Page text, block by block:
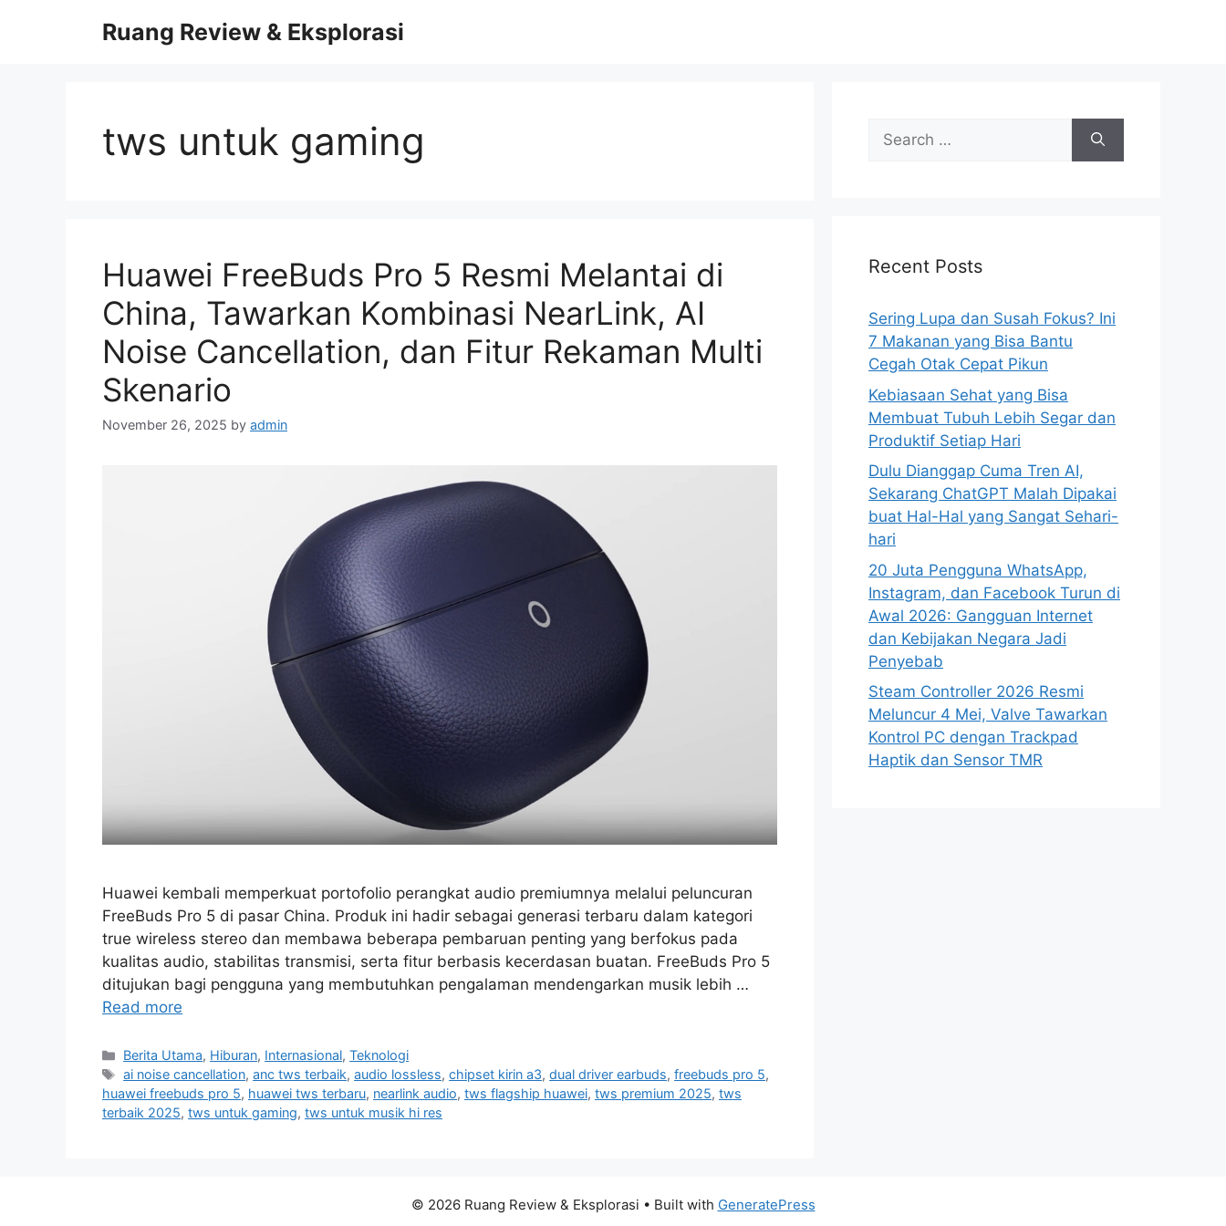
Ruang Review & Eksplorasi
tws untuk gaming
Huawei FreeBuds Pro 5 Resmi Melantai di
China, Tawarkan Kombinasi NearLink, AI
Noise Cancellation, dan Fitur Rekaman Multi
Skenario
November 26, 2025 by admin
Huawei kembali memperkuat portofolio perangkat audio premiumnya melalui peluncuran
FreeBuds Pro 5 di pasar China. Produk ini hadir sebagai generasi terbaru dalam kategori
true wireless stereo dan membawa beberapa pembaruan penting yang berfokus pada
kualitas audio, stabilitas transmisi, serta fitur berbasis kecerdasan buatan. FreeBuds Pro 5
ditujukan bagi pengguna yang membutuhkan pengalaman mendengarkan musik lebih …
Read more
C
a
t
e
Berita Utama, Hiburan, Internasional,Teknologi
T
a
g
ai noise cancellation,anc tws terbaik,audio lossless,chipset kirin a3,dual driver earbuds,freebuds pro 5,
huawei freebuds pro 5, huawei tws terbaru, nearlink audio, tws flagship huawei, tws premium 2025, tws
terbaik 2025, tws untuk gaming, tws untuk musik hi res
f
r
:
Recent Posts
Sering Lupa dan Susah Fokus? Ini
7 Makanan yang Bisa Bantu
Cegah Otak Cepat Pikun
Kebiasaan Sehat yang Bisa
Membuat Tubuh Lebih Segar dan
Produktif Setiap Hari
Dulu Dianggap Cuma Tren AI,
Sekarang ChatGPT Malah Dipakai
buat Hal-Hal yang Sangat Sehari-
hari
20 Juta Pengguna WhatsApp,
Instagram, dan Facebook Turun di
Awal 2026: Gangguan Internet
dan Kebijakan Negara Jadi
Penyebab
Steam Controller 2026 Resmi
Meluncur 4 Mei, Valve Tawarkan
Kontrol PC dengan Trackpad
Haptik dan Sensor TMR
© 2026 Ruang Review & Eksplorasi • Built with GeneratePress